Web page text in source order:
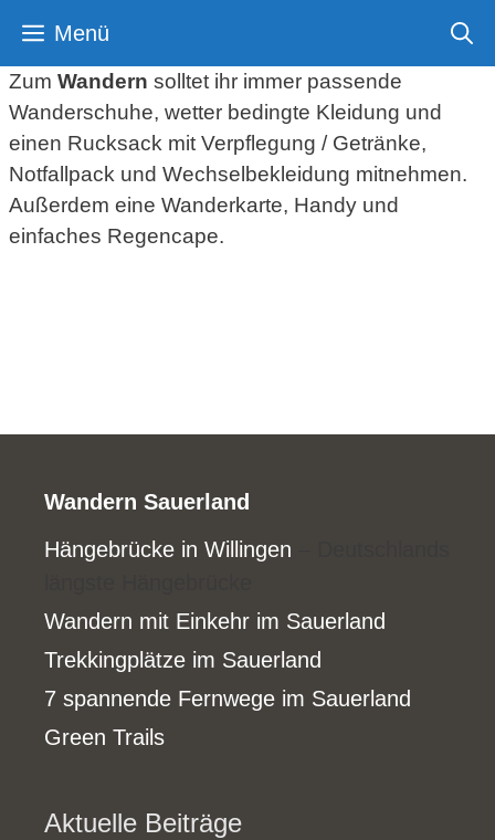
Inhalt
springen
Menü
Zum Wandern solltet ihr immer passende
Wanderschuhe, wetter bedingte Kleidung und
einen Rucksack mit Verpflegung / Getränke,
Notfallpack und Wechselbekleidung mitnehmen.
Außerdem eine Wanderkarte, Handy und
einfaches Regencape.
Wandern Sauerland
Hängebrücke in Willingen
Wandern mit Einkehr im Sauerland
Trekkingplätze im Sauerland
7 spannende Fernwege im Sauerland
Green Trails
Aktuelle Beiträge